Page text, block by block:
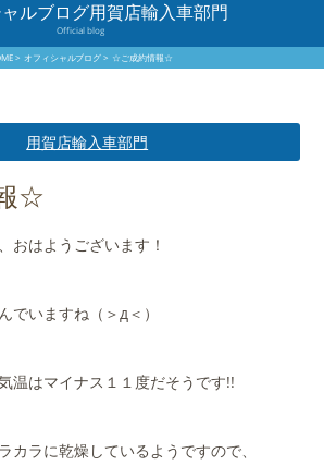
保証について
買取査定のご案内
会社概要
ルブログ用賀店輸入車部門
Official blog
オフィシャルブログ ☆ご成約情報☆
用賀店輸入車部門
☆
おはようございます！
でいますね（＞д＜）
温はマイナス１１度だそうです!!
カラに乾燥しているようですので、